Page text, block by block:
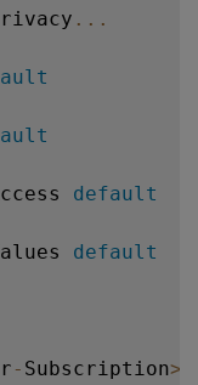
...
default
default
- Subscription>